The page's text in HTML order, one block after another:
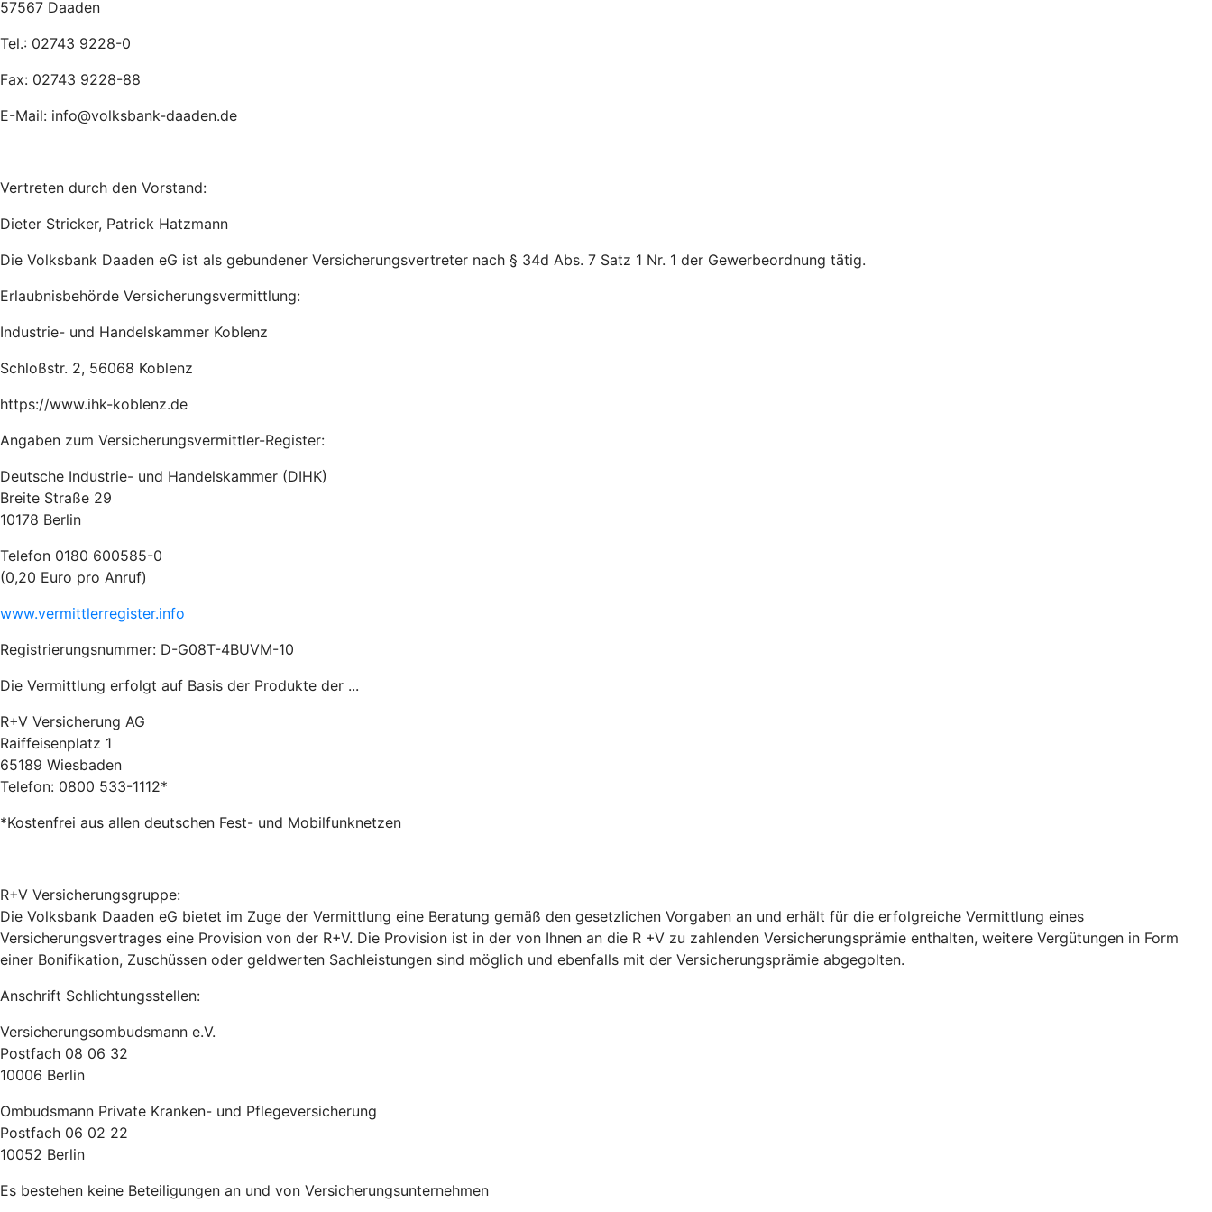
57567 Daaden
Tel.: 02743 9228-0
Fax: 02743 9228-88
E-Mail: info@volksbank-daaden.de
Vertreten durch den Vorstand:
Dieter Stricker, Patrick Hatzmann
Die Volksbank Daaden eG ist als gebundener Versicherungsvertreter nach § 34d Abs. 7 Satz 1 Nr. 1 der Gewerbeordnung tätig.
Erlaubnisbehörde Versicherungsvermittlung:
Indus­trie- und Han­dels­kam­mer Ko­blenz
Schloß­str. 2, 56068 Ko­blenz
https://www.ihk-koblenz.de
Angaben zum Versicherungsvermittler-Register:
Deutsche Industrie- und Handelskammer (DIHK)
Breite Straße 29
10178 Berlin
Telefon 0180 600585-0
(0,20 Euro pro Anruf)
www.vermittlerregister.info
Registrierungsnummer: D-G08T-4BUVM-10
Die Vermittlung erfolgt auf Basis der Produkte der ...
R+V Versicherung AG
Raiffeisenplatz 1
65189 Wiesbaden
Telefon: 0800 533-1112*
*Kostenfrei aus allen deutschen Fest- und Mobilfunknetzen
R+V Versicherungsgruppe:
Die Volksbank Daaden eG bietet im Zuge der Vermittlung eine Beratung gemäß den gesetzlichen Vorgaben an und erhält für die erfolgreiche Vermittlung eines
Versicherungsvertrages eine Provision von der R+V. Die Provision ist in der von Ihnen an die R +V zu zahlenden Versicherungsprämie enthalten, weitere Vergütungen in Form
einer Bonifikation, Zuschüssen oder geldwerten Sachleistungen sind möglich und ebenfalls mit der Versicherungsprämie abgegolten.
Anschrift Schlichtungsstellen:
Versicherungsombudsmann e.V.
Postfach 08 06 32
10006 Berlin
Ombudsmann Private Kranken- und Pflegeversicherung
Postfach 06 02 22
10052 Berlin
Es bestehen keine Beteiligungen an und von Versicherungsunternehmen